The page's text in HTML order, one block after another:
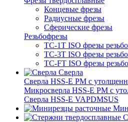
Концевые фрезы
Радиусные фрезы
Сферические фрезы
Резьбофрезы
TC-1T ISO фрезы
TC-3T ISO фрезы
TC-FT ISO фрезы
Сверла
Cверла HSS-E PM c
Микросверла HSS-E PM c
Сверла HSS-E VAPDMSUS